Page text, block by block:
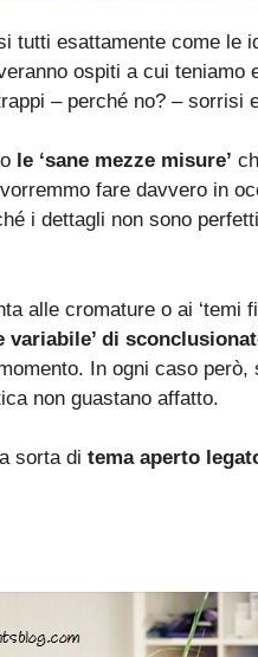
tutti esattamente come le
ospiti a cui teniamo
– perché no? – sorrisi
le ‘sane mezze misure’
fare davvero in
i dettagli non sono
alle cromature o ai ‘temi
variabile’ di
In ogni caso però,
non guastano affatto.
sorta di tema aperto